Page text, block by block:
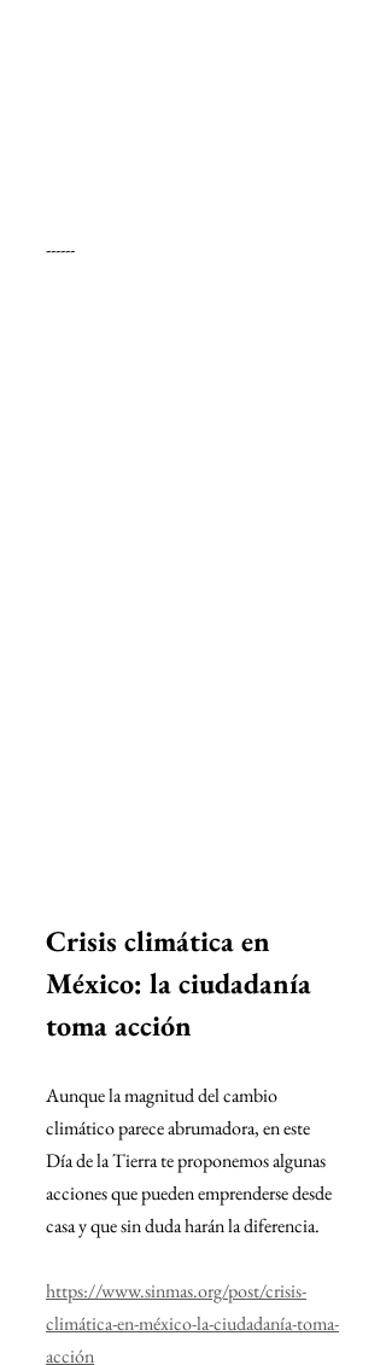
------
Crisis climática en
México: la ciudadanía
toma acción
Aunque la magnitud del cambio
climático parece abrumadora, en este
Día de la Tierra te proponemos algunas
acciones que pueden emprenderse desde
casa y que sin duda harán la diferencia.
https://www.sinmas.org/post/crisis-
climática-en-méxico-la-ciudadanía-toma-
acción